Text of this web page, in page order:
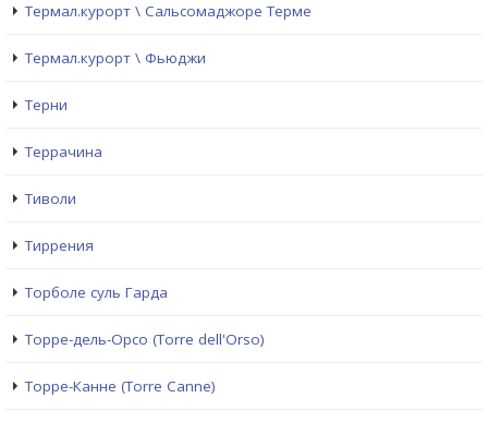
Термал.курорт \ Сальсомаджоре Терме
Термал.курорт \ Фьюджи
Терни
Террачина
Тиволи
Тиррения
Торболе суль Гарда
Торре-дель-Орсо (Torre dell'Orso)
Торре-Канне (Torre Canne)